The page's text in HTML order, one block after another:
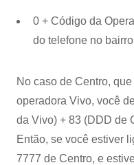
0 + Código da
do telefone no
No caso de Centro, que
operadora Vivo, você
da Vivo) + 83 (DDD de
Então, se você estiver
7777 de Centro, e